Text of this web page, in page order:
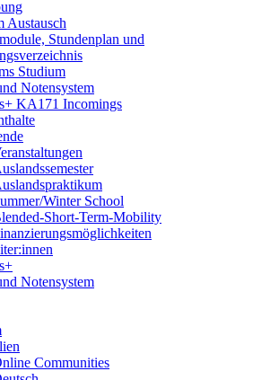
Austausch
Stundenplan und
Studium
Notensystem
KA171 Incomings
Winter School
Short-Term-Mobility
Notensystem
Communities